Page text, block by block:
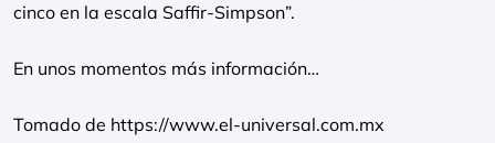
cinco en la escala Saffir-Simpson”.
En unos momentos más información…
Tomado de https://www.el-universal.com.mx